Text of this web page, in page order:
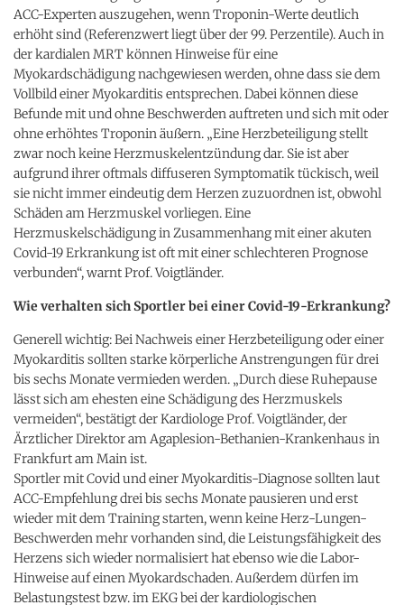
ACC-Experten auszugehen, wenn Troponin-Werte deutlich
erhöht sind (Referenzwert liegt über der 99. Perzentile). Auch in
der kardialen MRT können Hinweise für eine
Myokardschädigung nachgewiesen werden, ohne dass sie dem
Vollbild einer Myokarditis entsprechen. Dabei können diese
Befunde mit und ohne Beschwerden auftreten und sich mit oder
ohne erhöhtes Troponin äußern. „Eine Herzbeteiligung stellt
zwar noch keine Herzmuskelentzündung dar. Sie ist aber
aufgrund ihrer oftmals diffuseren Symptomatik tückisch, weil
sie nicht immer eindeutig dem Herzen zuzuordnen ist, obwohl
Schäden am Herzmuskel vorliegen. Eine
Herzmuskelschädigung in Zusammenhang mit einer akuten
Covid-19 Erkrankung ist oft mit einer schlechteren Prognose
verbunden“, warnt Prof. Voigtländer.
Wie verhalten sich Sportler bei einer Covid-19-Erkrankung?
Generell wichtig: Bei Nachweis einer Herzbeteiligung oder einer
Myokarditis sollten starke körperliche Anstrengungen für drei
bis sechs Monate vermieden werden. „Durch diese Ruhepause
lässt sich am ehesten eine Schädigung des Herzmuskels
vermeiden“, bestätigt der Kardiologe Prof. Voigtländer, der
Ärztlicher Direktor am Agaplesion-Bethanien-Krankenhaus in
Frankfurt am Main ist.
Sportler mit Covid und einer Myokarditis-Diagnose sollten laut
ACC-Empfehlung drei bis sechs Monate pausieren und erst
wieder mit dem Training starten, wenn keine Herz-Lungen-
Beschwerden mehr vorhanden sind, die Leistungsfähigkeit des
Herzens sich wieder normalisiert hat ebenso wie die Labor-
Hinweise auf einen Myokardschaden. Außerdem dürfen im
Belastungstest bzw. im EKG bei der kardiologischen